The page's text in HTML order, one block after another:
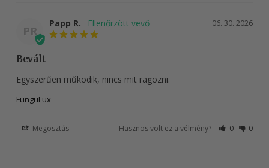
PR
06. 30. 2026
Papp R.
Bevált
Egyszerűen működik, nincs mit ragozni.
FunguLux
Megosztás Hasznos volt ez a vélmény? 0 0